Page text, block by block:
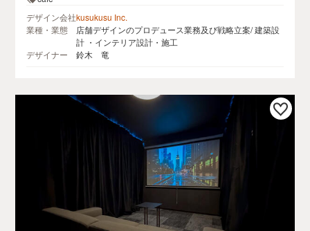
デザイン会社kusukusu Inc.
業種・業態
店舗デザインのプロデュース業務及び戦略立案/ 建築設
計 ・インテリア設計・施工
デザイナー
鈴木 竜